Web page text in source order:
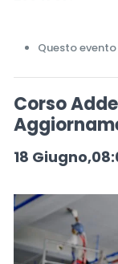
Questo
Corso
18